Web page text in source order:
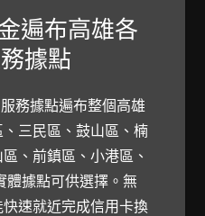
遍布高雄各
據點
務據點遍布整個高雄
三民區、鼓山區、楠
、前鎮區、小港區、
體據點可供選擇。無
速就近完成信用卡換